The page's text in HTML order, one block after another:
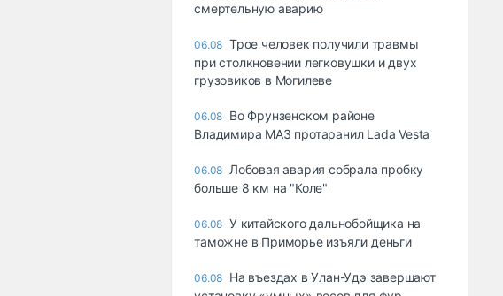
смертельную аварию
06.08 Трое человек получили травмы
при столкновении легковушки и двух
грузовиков в Могилеве
06.08 Во Фрунзенском районе
Владимира МАЗ протаранил Lada Vesta
06.08 Лобовая авария собрала пробку
больше 8 км на "Коле"
06.08 У китайского дальнобойщика на
таможне в Приморье изъяли деньги
06.08 Ha въeздax в Улaн-Удэ зaвepшaют